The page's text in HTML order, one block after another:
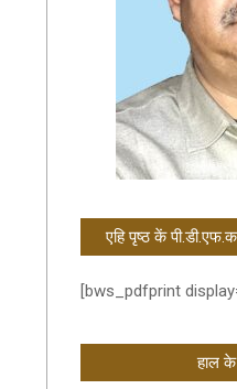
एहि पृष्ठ कें
[bws_pdfprint
हाल के